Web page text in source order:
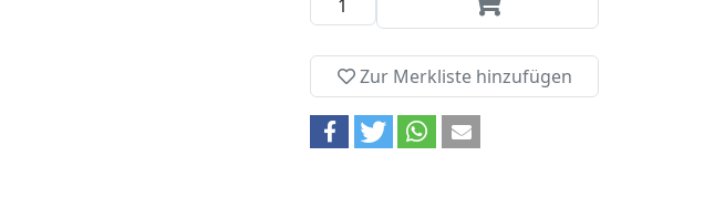
Zur Merkliste hinzufügen